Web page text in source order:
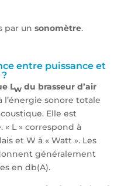
par un sonomètre.
entre puissance et
Lwdu brasseur d’air
l’énergie sonore totale
Elle est
« L » correspond à
et W à « Watt ». Les
généralement
en db(A).